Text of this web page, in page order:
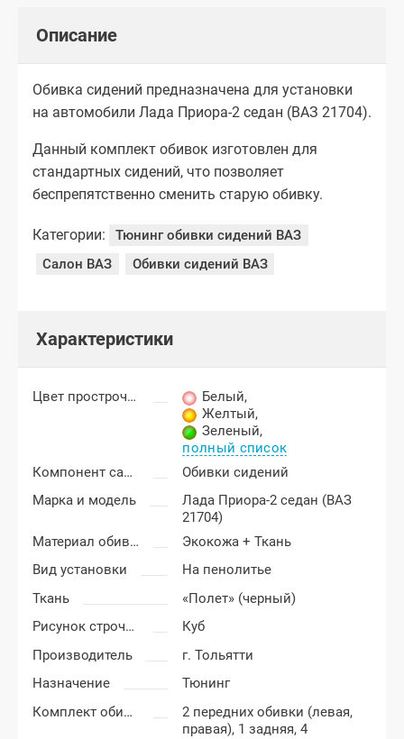
Описание
Обивка сидений предназначена для установки
на автомобили Лада Приора-2 седан (ВАЗ 21704).
Данный комплект обивок изготовлен для
стандартных сидений, что позволяет
беспрепятственно сменить старую обивку.
Категории:
Тюнинг обивки сидений ВАЗ
Салон ВАЗ
Обивки сидений ВАЗ
Характеристики
Цвет прострочки Белый,
Желтый,
Зеленый,
полный список
Компонент салона
Обивки сидений
Марка и модель
Лада Приора-2 седан (ВАЗ
21704)
Материал обивки
Экокожа + Ткань
Вид установки
На пенолитье
Ткань
«Полет» (черный)
Рисунок строчки
Куб
Производитель
г. Тольятти
Назначение
Тюнинг
Комплект обивки
2 передних обивки (левая,
правая), 1 задняя, 4